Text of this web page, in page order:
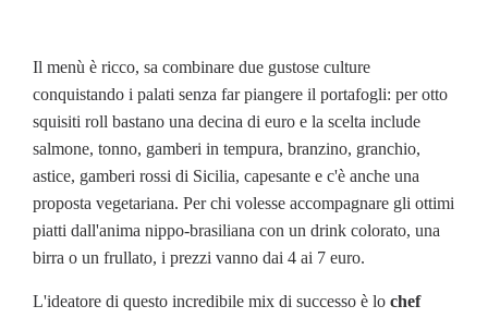
Il menù è ricco, sa combinare due gustose culture
conquistando i palati senza far piangere il portafogli: per otto
squisiti roll bastano una decina di euro e la scelta include
salmone, tonno, gamberi in tempura, branzino, granchio,
astice, gamberi rossi di Sicilia, capesante e c'è anche una
proposta vegetariana. Per chi volesse accompagnare gli ottimi
piatti dall'anima nippo-brasiliana con un drink colorato, una
birra o un frullato, i prezzi vanno dai 4 ai 7 euro.
L'ideatore di questo incredibile mix di successo è lo chef